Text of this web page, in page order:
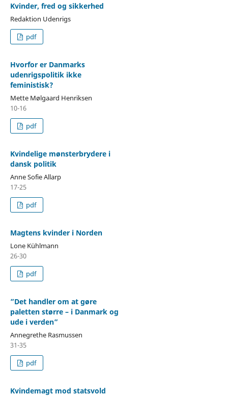
Kvinder, fred og sikkerhed
Redaktion Udenrigs
pdf
Hvorfor er Danmarks
udenrigspolitik ikke
feministisk?
Mette Mølgaard Henriksen
10-16
pdf
Kvindelige mønsterbrydere i
dansk politik
Anne Sofie Allarp
17-25
pdf
Magtens kvinder i Norden
Lone Kühlmann
26-30
pdf
”Det handler om at gøre
paletten større – i Danmark og
ude i verden”
Annegrethe Rasmussen
31-35
pdf
Kvindemagt mod statsvold